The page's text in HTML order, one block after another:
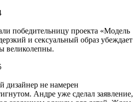
победительницу проекта «Модель
и сексуальный образ убеждает
великолепны.
не намерен
Андре уже сделал заявление,